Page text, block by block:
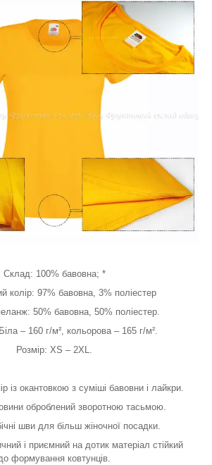
Склад: 100% бавовна; *
колір: 97% бавовна, 3% поліестер
50% бавовна, 50% поліестер.
– 160 г/м², кольорова – 165 г/м².
Розмір: XS – 2XL.
із окантовкою з суміші бавовни і лайкри.
оброблений зворотною тасьмою.
шви для більш жіночної посадки.
і приємний на дотик матеріал стійкий
формування ковтунців.